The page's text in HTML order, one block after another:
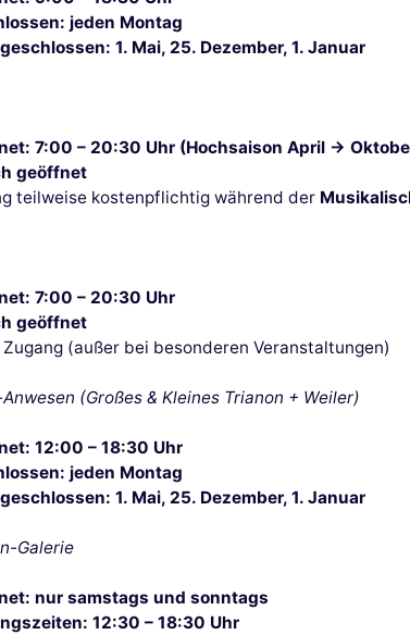
jeden Montag
1. Mai, 25. Dezember, 1. Januar
7:00 – 20:30 Uhr (Hochsaison April →
geöffnet
teilweise kostenpflichtig während der
7:00 – 20:30 Uhr
geöffnet
Zugang (außer bei besonderen Veranstaltungen)
(Großes & Kleines Trianon + Weiler)
12:00 – 18:30 Uhr
jeden Montag
1. Mai, 25. Dezember, 1. Januar
Galerie
nur samstags und sonntags
12:30 – 18:30 Uhr